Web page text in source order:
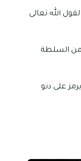
الله تعالى
من السلطة
على دنو